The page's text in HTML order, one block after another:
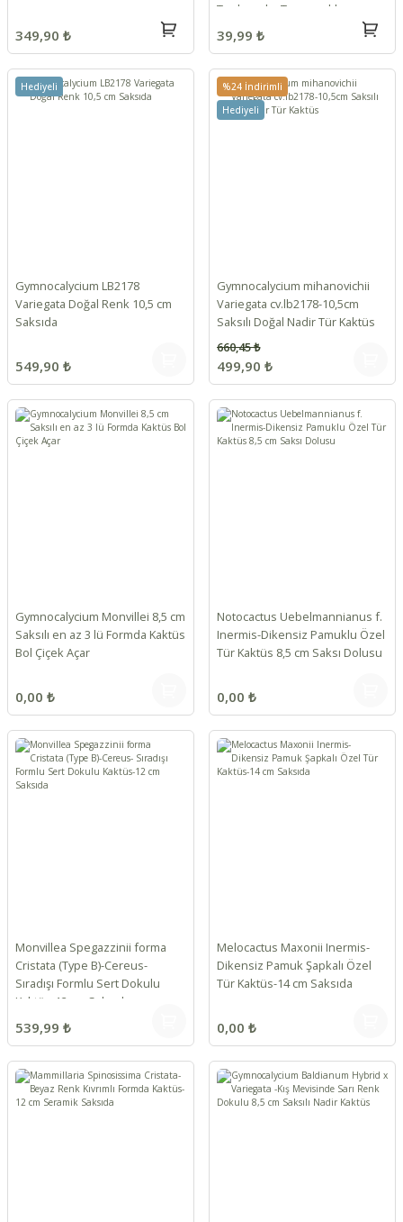
349,90 ₺
Tonlarında -Tomurcuklu
39,99 ₺
Hediyeli
Gymnocalycium LB2178
Variegata Doğal Renk 10,5 cm
Saksıda
549,90 ₺
%24 İndirimli
Hediyeli
Gymnocalycium mihanovichii
Variegata cv.lb2178-10,5cm
Saksılı Doğal Nadir Tür Kaktüs
499,90 ₺
660,45 ₺
Gymnocalycium Monvillei 8,5 cm
Saksılı en az 3 lü Formda Kaktüs
Bol Çiçek Açar
0,00 ₺
Notocactus Uebelmannianus f.
Inermis-Dikensiz Pamuklu Özel
Tür Kaktüs 8,5 cm Saksı Dolusu
0,00 ₺
Monvillea Spegazzinii forma
Cristata (Type B)-Cereus-
Sıradışı Formlu Sert Dokulu
Kaktüs-12 cm Saksıda
539,99 ₺
Melocactus Maxonii Inermis-
Dikensiz Pamuk Şapkalı Özel
Tür Kaktüs-14 cm Saksıda
0,00 ₺